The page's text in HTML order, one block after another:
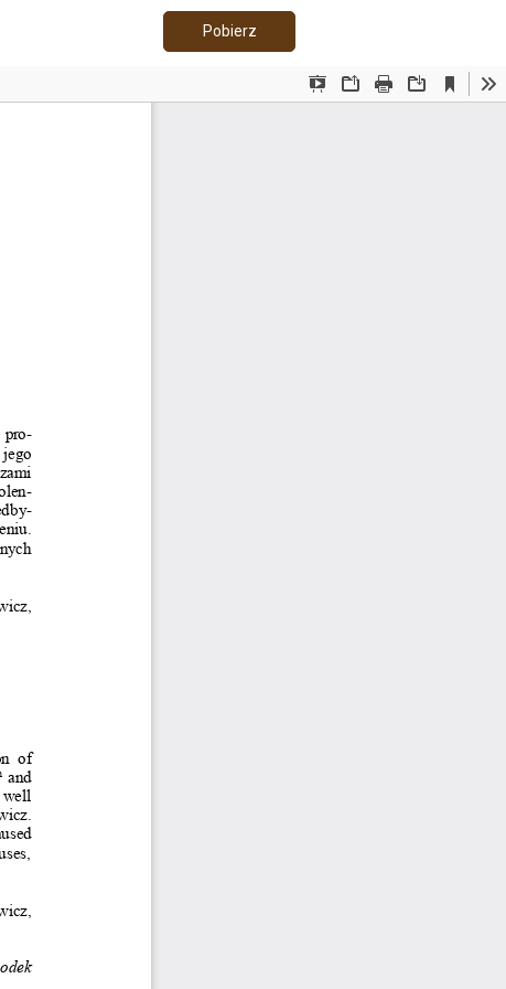
PobierzPobierz PDF